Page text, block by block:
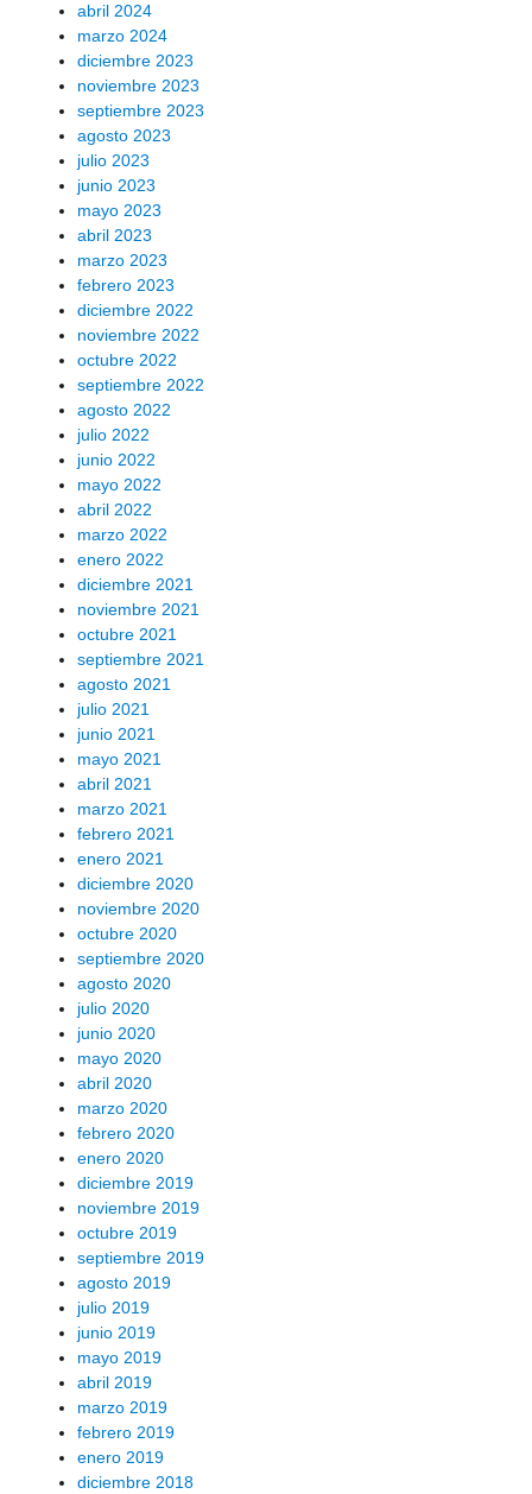
abril 2024
marzo 2024
diciembre 2023
noviembre 2023
septiembre 2023
agosto 2023
julio 2023
junio 2023
mayo 2023
abril 2023
marzo 2023
febrero 2023
diciembre 2022
noviembre 2022
octubre 2022
septiembre 2022
agosto 2022
julio 2022
junio 2022
mayo 2022
abril 2022
marzo 2022
enero 2022
diciembre 2021
noviembre 2021
octubre 2021
septiembre 2021
agosto 2021
julio 2021
junio 2021
mayo 2021
abril 2021
marzo 2021
febrero 2021
enero 2021
diciembre 2020
noviembre 2020
octubre 2020
septiembre 2020
agosto 2020
julio 2020
junio 2020
mayo 2020
abril 2020
marzo 2020
febrero 2020
enero 2020
diciembre 2019
noviembre 2019
octubre 2019
septiembre 2019
agosto 2019
julio 2019
junio 2019
mayo 2019
abril 2019
marzo 2019
febrero 2019
enero 2019
diciembre 2018